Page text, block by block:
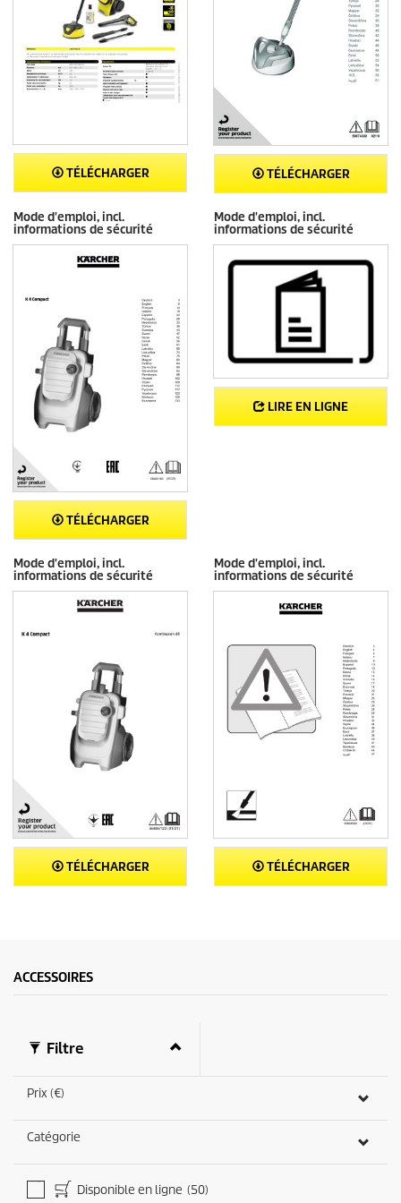
TÉLÉCHARGER TÉLÉCHARGER
Mode d'emploi, incl.
informations de sécurité
TÉLÉCHARGER
Mode d'emploi, incl.
informations de sécurité
LIRE EN LIGNE
Mode d'emploi, incl.
informations de sécurité
TÉLÉCHARGER
Mode d'emploi, incl.
informations de sécurité
TÉLÉCHARGER
ACCESSOIRES
Filtre
Prix (€)
Catégorie
Disponible en ligne (50)